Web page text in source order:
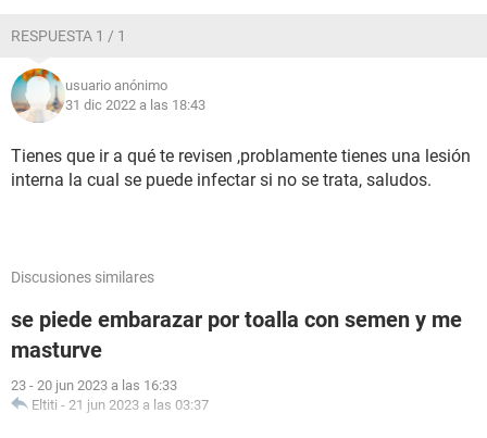
RESPUESTA 1 / 1
usuario anónimo
31 dic 2022 a las 18:43
Tienes que ir a qué te revisen ,problamente tienes una lesión
interna la cual se puede infectar si no se trata, saludos.
Discusiones similares
se piede embarazar por toalla con semen y me
masturve
23 - 20 jun 2023 a las 16:33
Eltiti - 21 jun 2023 a las 03:37